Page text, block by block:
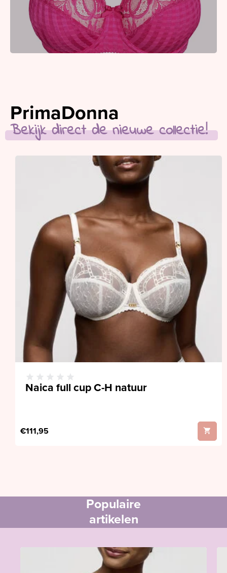
PrimaDonna
Bekijk direct de nieuwe collectie!
Naica full cup C-H natuur
€111,95
Populaire
artikelen